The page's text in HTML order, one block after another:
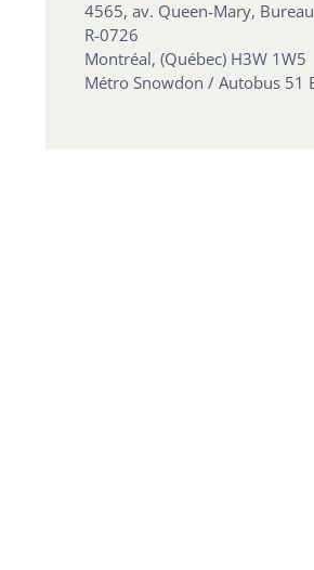
4565, av. Queen-Mary, Bureau
R-0726
Montréal, (Québec) H3W 1W5
Métro Snowdon / Autobus 51